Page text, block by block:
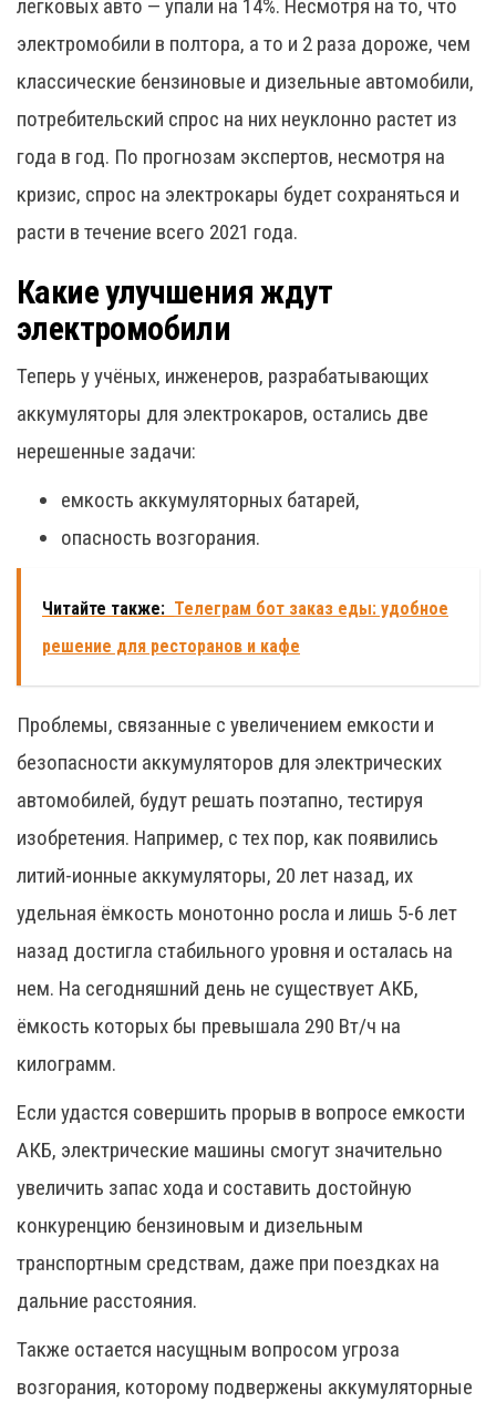
легковых авто — упали на 14%. Несмотря на то, что
электромобили в полтора, а то и 2 раза дороже, чем
классические бензиновые и дизельные автомобили,
потребительский спрос на них неуклонно растет из
года в год. По прогнозам экспертов, несмотря на
кризис, спрос на электрокары будет сохраняться и
расти в течение всего 2021 года.
Какие улучшения ждут
электромобили
Теперь у учёных, инженеров, разрабатывающих
аккумуляторы для электрокаров, остались две
нерешенные задачи:
емкость аккумуляторных батарей,
опасность возгорания.
Читайте также: Телеграм бот заказ еды: удобное
решение для ресторанов и кафе
Проблемы, связанные с увеличением емкости и
безопасности аккумуляторов для электрических
автомобилей, будут решать поэтапно, тестируя
изобретения. Например, с тех пор, как появились
литий-ионные аккумуляторы, 20 лет назад, их
удельная ёмкость монотонно росла и лишь 5-6 лет
назад достигла стабильного уровня и осталась на
нем. На сегодняшний день не существует АКБ,
ёмкость которых бы превышала 290 Вт/ч на
килограмм.
Если удастся совершить прорыв в вопросе емкости
АКБ, электрические машины смогут значительно
увеличить запас хода и составить достойную
конкуренцию бензиновым и дизельным
транспортным средствам, даже при поездках на
дальние расстояния.
Также остается насущным вопросом угроза
возгорания, которому подвержены аккумуляторные